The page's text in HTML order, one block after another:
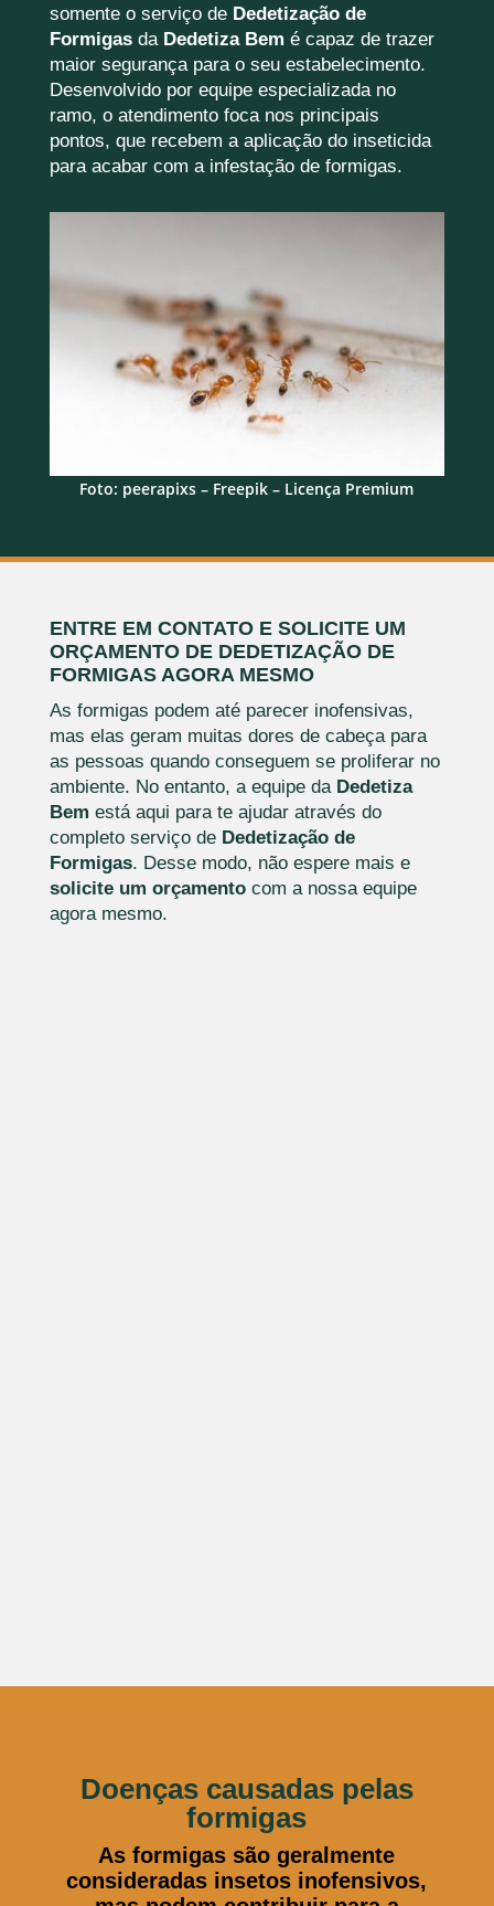
somente o serviço de Dedetização de
Formigasda Dedetiza Bem é capaz de trazer
maior segurança para o seu estabelecimento.
Desenvolvido por equipe especializada no
ramo, o atendimento foca nos principais
pontos, que recebem a aplicação do inseticida
para acabar com a infestação de formigas.
Foto: peerapixs – Freepik – Licença Premium
ENTRE EM CONTATO E SOLICITE UM
ORÇAMENTO DE DEDETIZAÇÃO DE
FORMIGAS AGORA MESMO
As formigas podem até parecer inofensivas,
mas elas geram muitas dores de cabeça para
as pessoas quando conseguem se proliferar no
ambiente. No entanto, a equipe da Dedetiza
Bem está aqui para te ajudar através do
completo serviço de Dedetização de
Formigas. Desse modo, não espere mais e
solicite um orçamento com a nossa equipe
agora mesmo.
Doenças causadas pelas
formigas
As formigas são geralmente
consideradas insetos inofensivos,